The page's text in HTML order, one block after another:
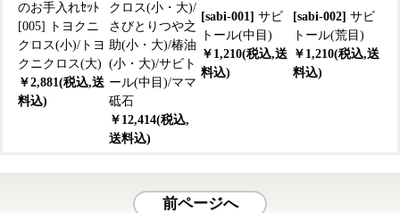
のお手入れｾｯﾄ
[005] トヨクニ
クロス(小)/トヨ
クニクロス(大)
￥2,881(税込,送
料込)
クロス(小・大)/
さびとりつや之
助(小・大)/椿油
(小・大)/サビト
ール(中目)/ママ
砥石
￥12,414(税込,
送料込)
[sabi-001] サビ
トール(中目)
￥1,210(税込,送
料込)
[sabi-002] サビ
トール(荒目)
￥1,210(税込,送
料込)
前ページへ